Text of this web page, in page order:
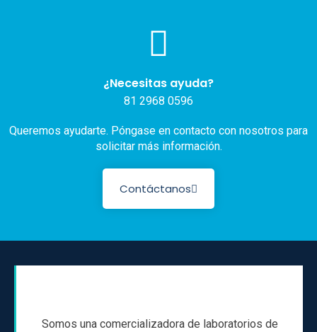
¿Necesitas ayuda?
81 2968 0596
Queremos ayudarte. Póngase en contacto con nosotros para
solicitar más información.
Contáctanos
Somos una comercializadora de laboratorios de